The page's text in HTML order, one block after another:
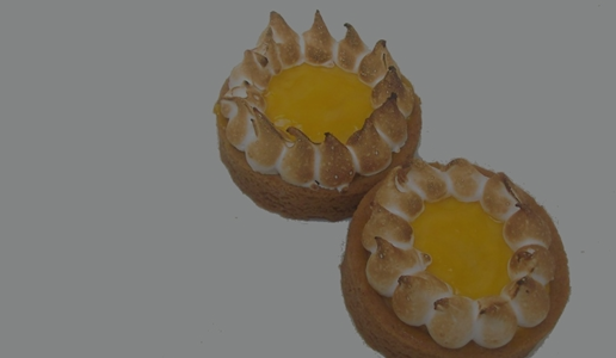
cookies maken de kernfunctionaliteiten van de website mogelijk, zoals gebruikersaanmelding en accountbeheer.
goed worden gebruikt zonder de strikt noodzakelijke cookies.
Vervaldatum Omschrijving
6 maanden
Google reCAPTCHA plaatst een
noodzakelijke cookie (_GRECAPTCHA)
wanneer deze wordt uitgevoerd met het
oog op de risicoanalyse.
1 maand
Deze cookie wordt gebruikt door de
Cookie-Script.com-service om de
cookievoorkeuren van bezoekers te
onthouden. De cookie-banner van
Cookie-Script.com is noodzakelijk om
correct te werken.
Sessie
Deze cookie wordt ingesteld door
Doubleclick en voert informatie uit over
hoe de eindgebruiker de website